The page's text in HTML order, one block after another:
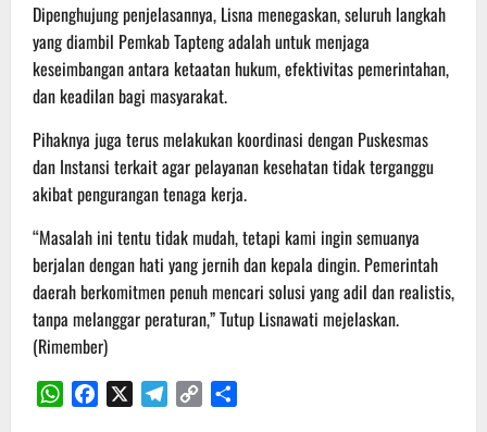
Dipenghujung penjelasannya, Lisna menegaskan, seluruh langkah
yang diambil Pemkab Tapteng adalah untuk menjaga
keseimbangan antara ketaatan hukum, efektivitas pemerintahan,
dan keadilan bagi masyarakat.
Pihaknya juga terus melakukan koordinasi dengan Puskesmas
dan Instansi terkait agar pelayanan kesehatan tidak terganggu
akibat pengurangan tenaga kerja.
“Masalah ini tentu tidak mudah, tetapi kami ingin semuanya
berjalan dengan hati yang jernih dan kepala dingin. Pemerintah
daerah berkomitmen penuh mencari solusi yang adil dan realistis,
tanpa melanggar peraturan,” Tutup Lisnawati mejelaskan.
(Rimember)